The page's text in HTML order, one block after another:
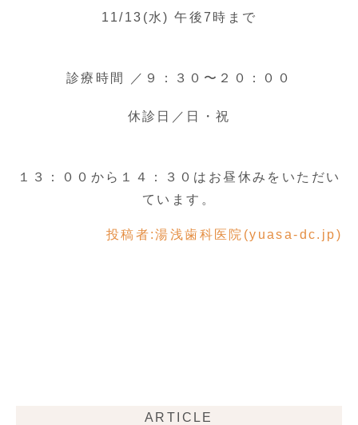
11/13(水) 午後7時まで
診療時間 ／９：３０〜２０：００
休診日／日・祝
１３：００から１４：３０はお昼休みをいただい
ています。
投稿者:湯浅歯科医院(yuasa-dc.jp)
ARTICLE